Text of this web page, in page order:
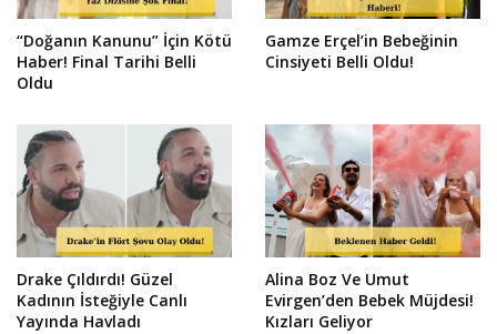
“Doğanın Kanunu” İçin Kötü
Haber! Final Tarihi Belli
Oldu
Gamze Erçel’in Bebeğinin
Cinsiyeti Belli Oldu!
Drake Çıldırdı! Güzel
Kadının İsteğiyle Canlı
Yayında Havladı
Alina Boz Ve Umut
Evirgen’den Bebek Müjdesi!
Kızları Geliyor